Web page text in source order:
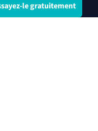
le gratuitement